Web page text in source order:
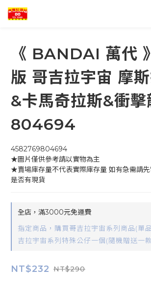
《 BANDAI 萬代
版 哥吉拉宇宙 摩
&卡馬奇拉斯&衝
804694
4582769804694
★圖片僅供參考請以實物為主
★賣場庫存量不代表實際庫存量 如有急需請
是否有現貨
全店，滿3000元免運費
指定商品，購買哥吉拉宇宙系列商品(單
吉拉宇宙系列特殊公仔一個(隨機贈送一
NT$232 NT$290